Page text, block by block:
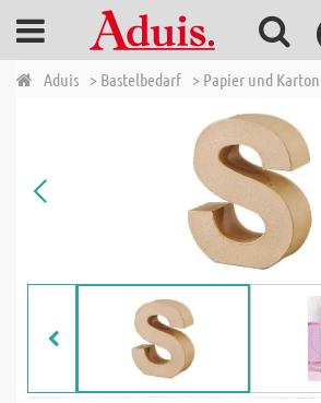
Aduis > Bastelbedarf > Papier und Karton